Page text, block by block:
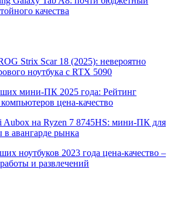
качества
Strix Scar 18 (2025): невероятно
ноутбука с RTX 5090
мини-ПК 2025 года: Рейтинг
цена-качество
Aubox на Ryzen 7 8745HS: мини-ПК для
в авангарде рынка
ноутбуков 2023 года цена-качество –
и развлечений